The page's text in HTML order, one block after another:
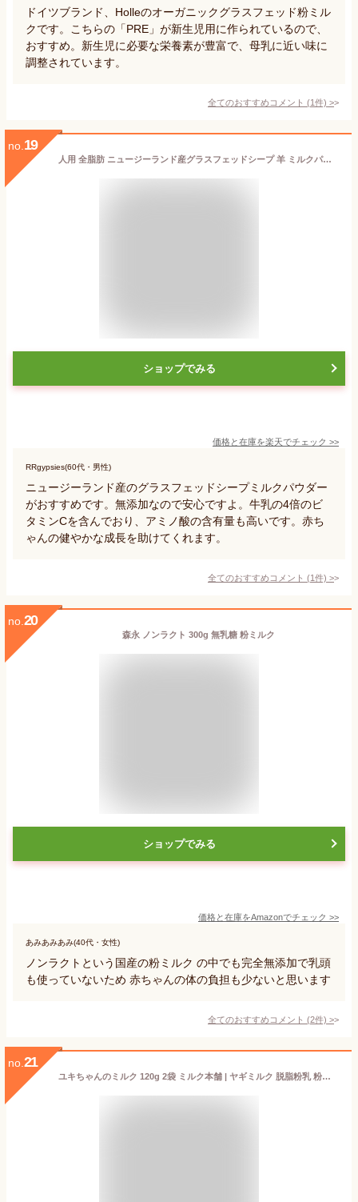
ドイツブランド、Holleのオーガニックグラスフェッド粉ミル
クです。こちらの「PRE」が新生児用に作られているので、
おすすめ。新生児に必要な栄養素が豊富で、母乳に近い味に
調整されています。
全てのおすすめコメント (1件) >
no. 19
人用 全脂肪 ニュージーランド産グラスフェッドシープ 羊 ミルクパウダー 90グラム こだわり 自然素材 天然 羊 ミルク粉 パウダー 生乳 粉末 Milk 無添加 オーガニック ミルク ミルクパウダー 粉 オーガニックミルク 粉ミルク 粉乳 自然 おやつ 栄養 ひつじみるく
ショップでみる
価格と在庫を楽天でチェック >>
RRgypsies(60代・男性)
ニュージーランド産のグラスフェッドシープミルクパウダー
がおすすめです。無添加なので安心ですよ。牛乳の4倍のビ
タミンCを含んでおり、アミノ酸の含有量も高いです。赤ち
ゃんの健やかな成長を助けてくれます。
全てのおすすめコメント (1件) >
no. 20
森永 ノンラクト 300g 無乳糖 粉ミルク
ショップでみる
価格と在庫をAmazonでチェック >>
あみあみあみ(40代・女性)
ノンラクトという国産の粉ミルク の中でも完全無添加で乳頭
も使っていないため 赤ちゃんの体の負担も少ないと思います
全てのおすすめコメント (2件) >
no. 21
ユキちゃんのミルク 120g 2袋 ミルク本舗 | ヤギミルク 脱脂粉乳 粉ミルク 無添加 無着色 高タンパク 低脂肪 EFSA 甘さ控えめ メール便 送料無料